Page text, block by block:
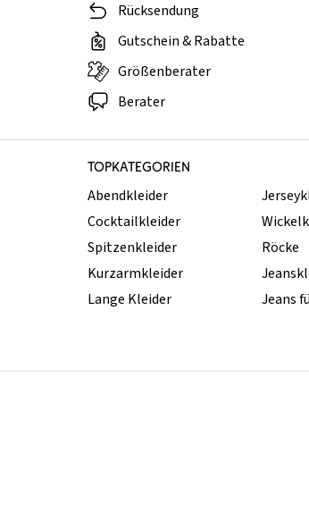
Rücksendung
Gutschein & Rabatte
Größenberater
Berater
TOPKATEGORIEN
Abendkleider
Cocktailkleider
Spitzenkleider
Kurzarmkleider
Lange Kleider
Röcke
Jeans